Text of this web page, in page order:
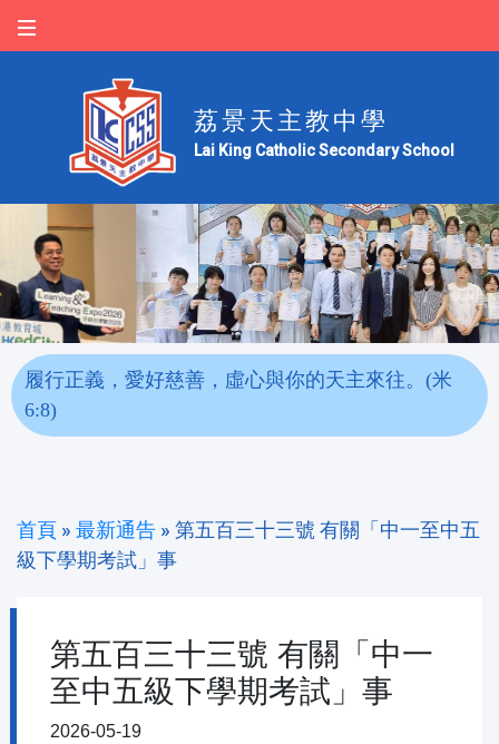
荔景天主教中學
Lai King Catholic Secondary School
履行正義，愛好慈善，虛心與你的天主來往。(米
6:8)
首頁 » 最新通告 » 第五百三十三號 有關「中一至中五
級下學期考試」事
第五百三十三號 有關「中一
至中五級下學期考試」事
2026-05-19